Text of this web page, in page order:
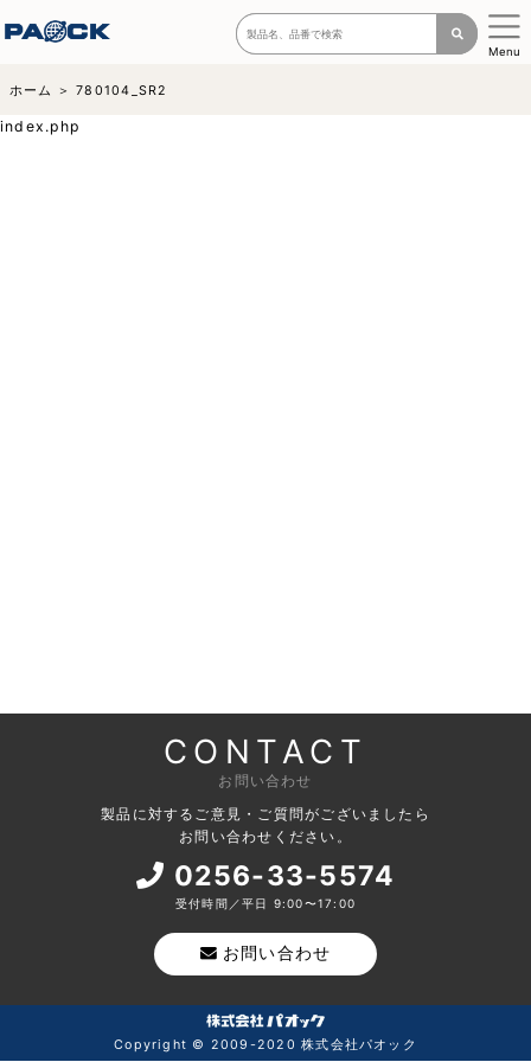
Menu
ホーム 780104_SR2
index.php
CONTACT
お問い合わせ
製品に対するご意見・ご質問がございましたら
お問い合わせください。
0256-33-5574
受付時間／平日 9:00〜17:00
お問い合わせ
Copyright © 2009-2020 株式会社パオック